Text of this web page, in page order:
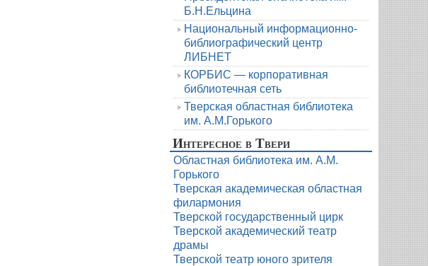
Б.Н.Ельцина
Национальный информационно-
библиографический центр
ЛИБНЕТ
КОРБИС — корпоративная
библиотечная сеть
Тверская областная библиотека
им. А.М.Горького
Интересное в Твери
Областная библиотека им. А.М.
Горького
Тверская академическая областная
филармония
Тверской государственный цирк
Тверской академический театр
драмы
Тверской театр юного зрителя